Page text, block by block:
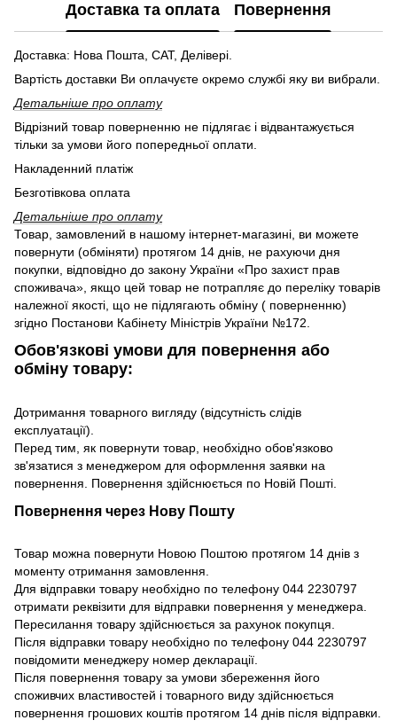
Доставка та оплата Повернення
Доставка: Нова Пошта, САТ, Делівері.
Вартість доставки Ви оплачуєте окремо службі яку ви вибрали.
Детальніше про оплату
Відрізний товар поверненню не підлягає і відвантажується
тільки за умови його попередньої оплати.
Накладенний платіж
Безготівкова оплата
Детальніше про оплату
Товар, замовлений в нашому інтернет-магазині, ви можете
повернути (обміняти) протягом 14 днів, не рахуючи дня
покупки, відповідно до закону України «Про захист прав
споживача», якщо цей товар не потрапляє до переліку товарів
належної якості, що не підлягають обміну ( поверненню)
згідно Постанови Кабінету Міністрів України №172.
Обов'язкові умови для повернення або
обміну товару:
Дотримання товарного вигляду (відсутність слідів
експлуатації).
Перед тим, як повернути товар, необхідно обов'язково
зв'язатися з менеджером для оформлення заявки на
повернення. Повернення здійснюється по Новій Пошті.
Повернення через Нову Пошту
Товар можна повернути Новою Поштою протягом 14 днів з
моменту отримання замовлення.
Для відправки товару необхідно по телефону 044 2230797
отримати реквізити для відправки повернення у менеджера.
Пересилання товару здійснюється за рахунок покупця.
Після відправки товару необхідно по телефону 044 2230797
повідомити менеджеру номер декларації.
Після повернення товару за умови збереження його
споживчих властивостей і товарного виду здійснюється
повернення грошових коштів протягом 14 днів після відправки.